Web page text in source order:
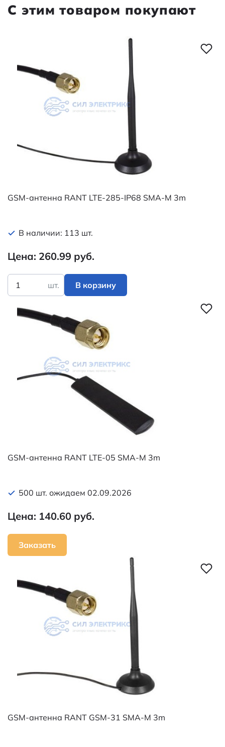
M 3m
С этим товаром покупают
GSM-антенна RANT LTE-285-IP68 SMA-M 3m
В наличии: 113 шт.
Цена: 260.99 руб.
шт. В корзину
GSM-антенна RANT LTE-05 SMA-M 3m
500 шт. ожидаем 02.09.2026
Цена: 140.60 руб.
Заказать
GSM-антенна RANT GSM-31 SMA-M 3m